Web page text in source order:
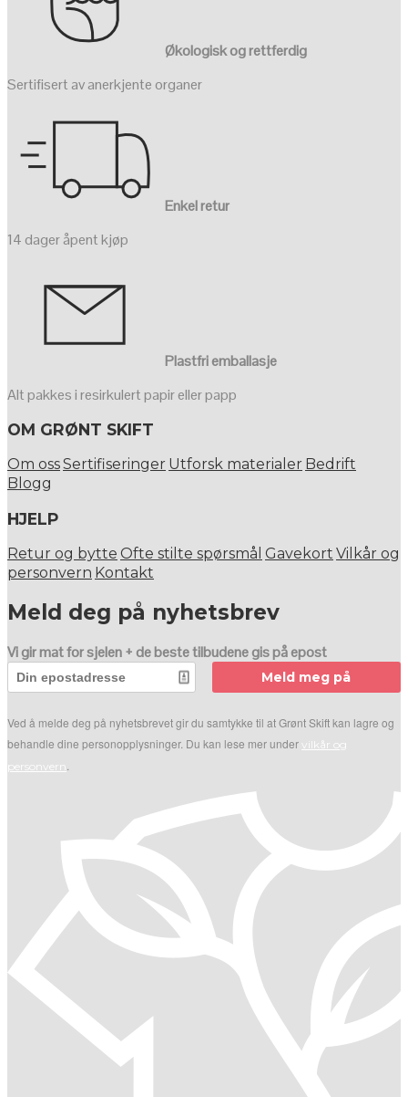
Økologisk og rettferdig
Sertifisert av anerkjente organer
Enkel retur
14 dager åpent kjøp
Plastfri emballasje
Alt pakkes i resirkulert papir eller papp
OM GRØNT SKIFT
Om ossSertifiseringer Utforsk materialer Bedrift
Blogg
HJELP
Retur og bytte Ofte stilte spørsmål Gavekort Vilkår og
personvern Kontakt
Meld deg på nyhetsbrev
Vi gir mat for sjelen + de beste tilbudene gis på epost
Meld meg på
Ved å melde deg på nyhetsbrevet gir du samtykke til at Grønt Skift kan lagre og
behandle dine personopplysninger. Du kan lese mer under vilkår og
personvern.